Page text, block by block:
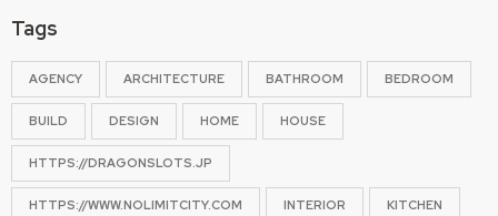
Tags
AGENCY ARCHITECTURE BATHROOM BEDROOM
BUILD DESIGN HOME HOUSE
HTTPS://DRAGONSLOTS.JP
HTTPS://WWW.NOLIMITCITY.COM INTERIOR KITCHEN